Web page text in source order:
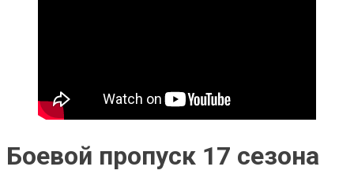
Боевой пропуск 17 сезона